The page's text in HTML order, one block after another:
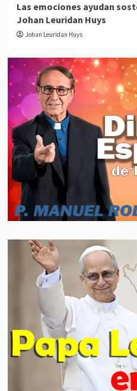
Las emociones ayudan
Johan Leuridan Huys
Johan Leuridan Huys